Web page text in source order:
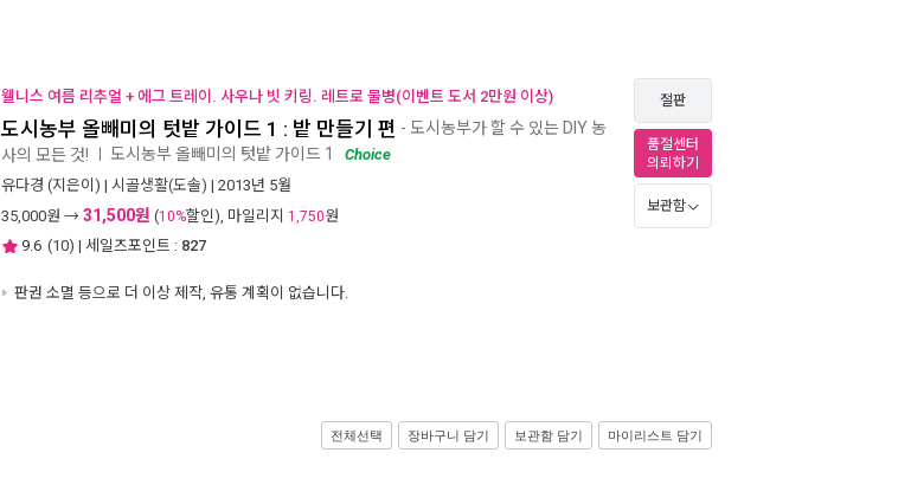
웰니스 여름 리추얼 + 에그 트레이. 사우나 빗 키링. 레트로 물병(이벤트 도서 2만원 이상)
도시농부 올빼미의 텃밭 가이드 1 : 밭 만들기 편 - 도시농부가 할 수 있는 DIY 농
사의 모든 것! 도시농부 올빼미의 텃밭 가이드 1
Choice
유다경 (지은이) | 시골생활(도솔) | 2013년 5월
35,000원 → 31,500원 (10%할인), 마일리지 1,750원
9.6 (10) | 세일즈포인트 : 827
판권 소멸 등으로 더 이상 제작, 유통 계획이 없습니다.
절판
품절센터
의뢰하기
보관함
전체선택 장바구니 담기 보관함 담기 마이리스트 담기